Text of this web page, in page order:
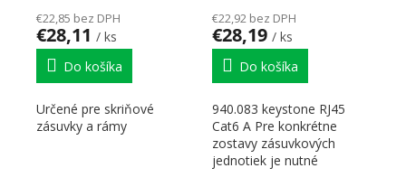
€22,85 bez DPH
€28,11 / ks
Do košíka
Určené pre skriňové
zásuvky a rámy
€22,92 bez DPH
€28,19 / ks
Do košíka
940.083 keystone RJ45
Cat6 A Pre konkrétne
zostavy zásuvkových
jednotiek je nutné